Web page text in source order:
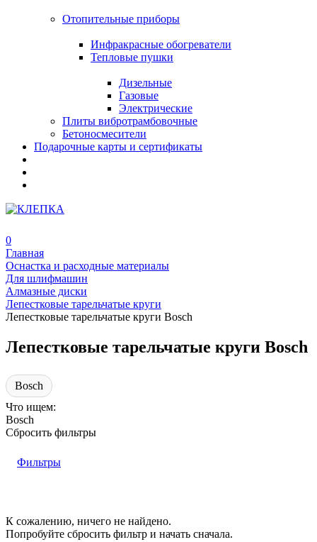
Отопительные приборы
Инфракрасные обогреватели
Тепловые пушки
Дизельные
Газовые
Электрические
Плиты вибротрамбовочные
Бетоносмесители
Подарочные карты и сертификаты
0
Главная
Оснастка и расходные материалы
Для шлифмашин
Алмазные диски
Лепестковые тарельчатые круги
Лепестковые тарельчатые круги Bosch
Лепестковые тарельчатые круги Bosch
Bosch
Что ищем:
Bosch
Сбросить фильтры
Фильтры
К сожалению, ничего не найдено.
Попробуйте сбросить фильтр и начать сначала.